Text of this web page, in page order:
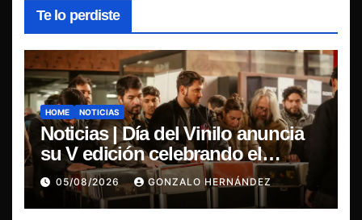
Te lo perdiste
HOME NOTICIAS
Noticias | Día del Vinilo anuncia
su V edición celebrando el
regreso del 7″ fabricado en Chile
05/08/2026 GONZALO HERNÁNDEZ